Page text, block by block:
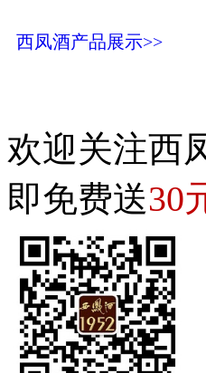
西凤酒产品展示>>
欢迎关注西
即免费送30